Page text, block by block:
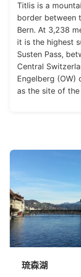
Titlis is a
border between
Bern. At 3,238
it is the highest
Susten Pass,
Central
Engelberg (OW)
as the site of
琉森湖